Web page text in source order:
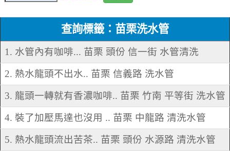
查詢標籤：苗栗洗水管
1. 水管內有咖啡... 苗栗 頭份 信一街 水管清洗
2. 熱水龍頭不出水.. 苗栗 信義路 洗水管
3. 龍頭一轉就有香濃咖啡.. 苗栗 竹南 平等街 洗水管
4. 裝了加壓馬達也沒用 .. 苗栗 中龍路 清洗水管
5. 熱水龍頭流出苦茶.. 苗栗 頭份 水源路 清洗水管